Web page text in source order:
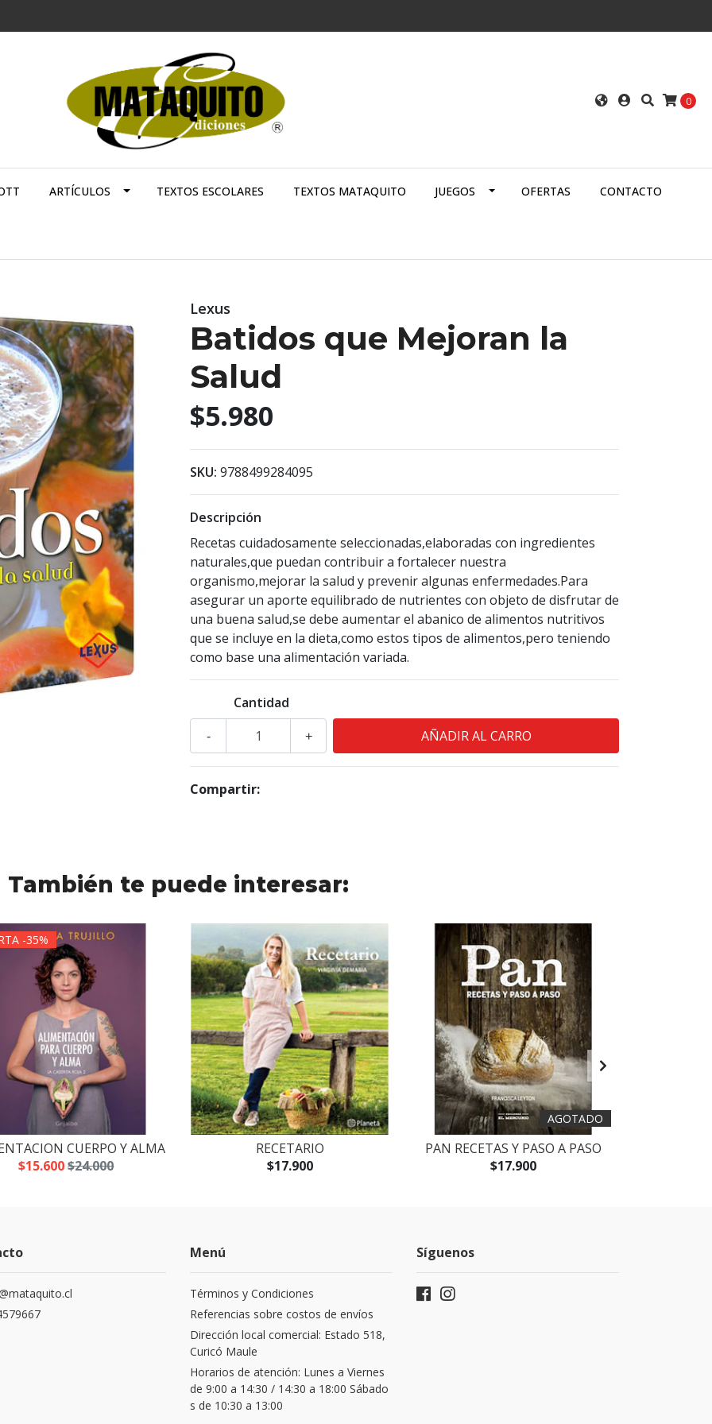
0
ARTÍCULOS TEXTOS ESCOLARES TEXTOS MATAQUITO JUEGOS OFERTAS CONTACTO
Lexus
Batidos que Mejoran la
Salud
$5.980
SKU: 9788499284095
Descripción
Recetas cuidadosamente seleccionadas,elaboradas con ingredientes
naturales,que puedan contribuir a fortalecer nuestra
organismo,mejorar la salud y prevenir algunas enfermedades.Para
asegurar un aporte equilibrado de nutrientes con objeto de disfrutar de
una buena salud,se debe aumentar el abanico de alimentos nutritivos
que se incluye en la dieta,como estos tipos de alimentos,pero teniendo
como base una alimentación variada.
Cantidad
+
-
Compartir:
También te puede interesar:
-35%
CUERPO Y ALMA
$15.600$24.000
RECETARIO
$17.900
AGOTADO
PAN RECETAS Y PASO A PASO
$17.900
Menú
Términos y Condiciones
Referencias sobre costos de envíos
Dirección local comercial: Estado 518,
Curicó Maule
Horarios de atención: Lunes a Viernes
de 9:00 a 14:30 / 14:30 a 18:00 Sábado
s de 10:30 a 13:00
Síguenos